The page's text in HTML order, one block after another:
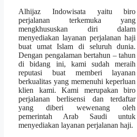
Alhijaz Indowisata yaitu biro
perjalanan terkemuka yang
mengkhususkan diri dalam
menyediakan layanan perjalanan haji
buat umat Islam di seluruh dunia.
Dengan pengalaman bertahun – tahun
di bidang ini, kami sudah meraih
reputasi buat memberi layanan
berkualitas yang memenuhi keperluan
klien kami. Kami merupakan biro
perjalanan berlisensi dan terdaftar
yang diberi wewenang oleh
pemerintah Arab Saudi untuk
menyediakan layanan perjalanan haji.